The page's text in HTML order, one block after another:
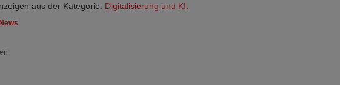
aus der Kategorie: Digitalisierung und KI